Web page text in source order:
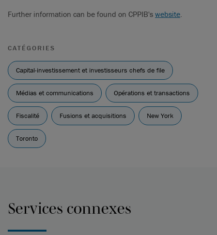
Further information can be found on CPPIB's website.
CATÉGORIES
Capital-investissement et investisseurs chefs de file
Médias et communications Opérations et transactions
Fiscalité Fusions et acquisitions New York
Toronto
Services connexes